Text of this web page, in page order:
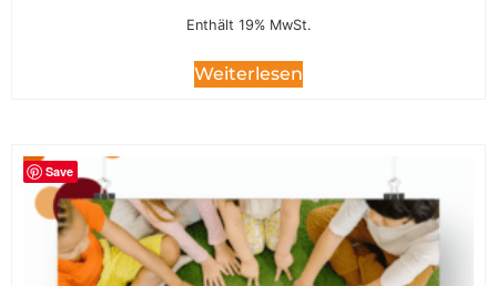
Enthält 19% MwSt.
Weiterlesen
Save